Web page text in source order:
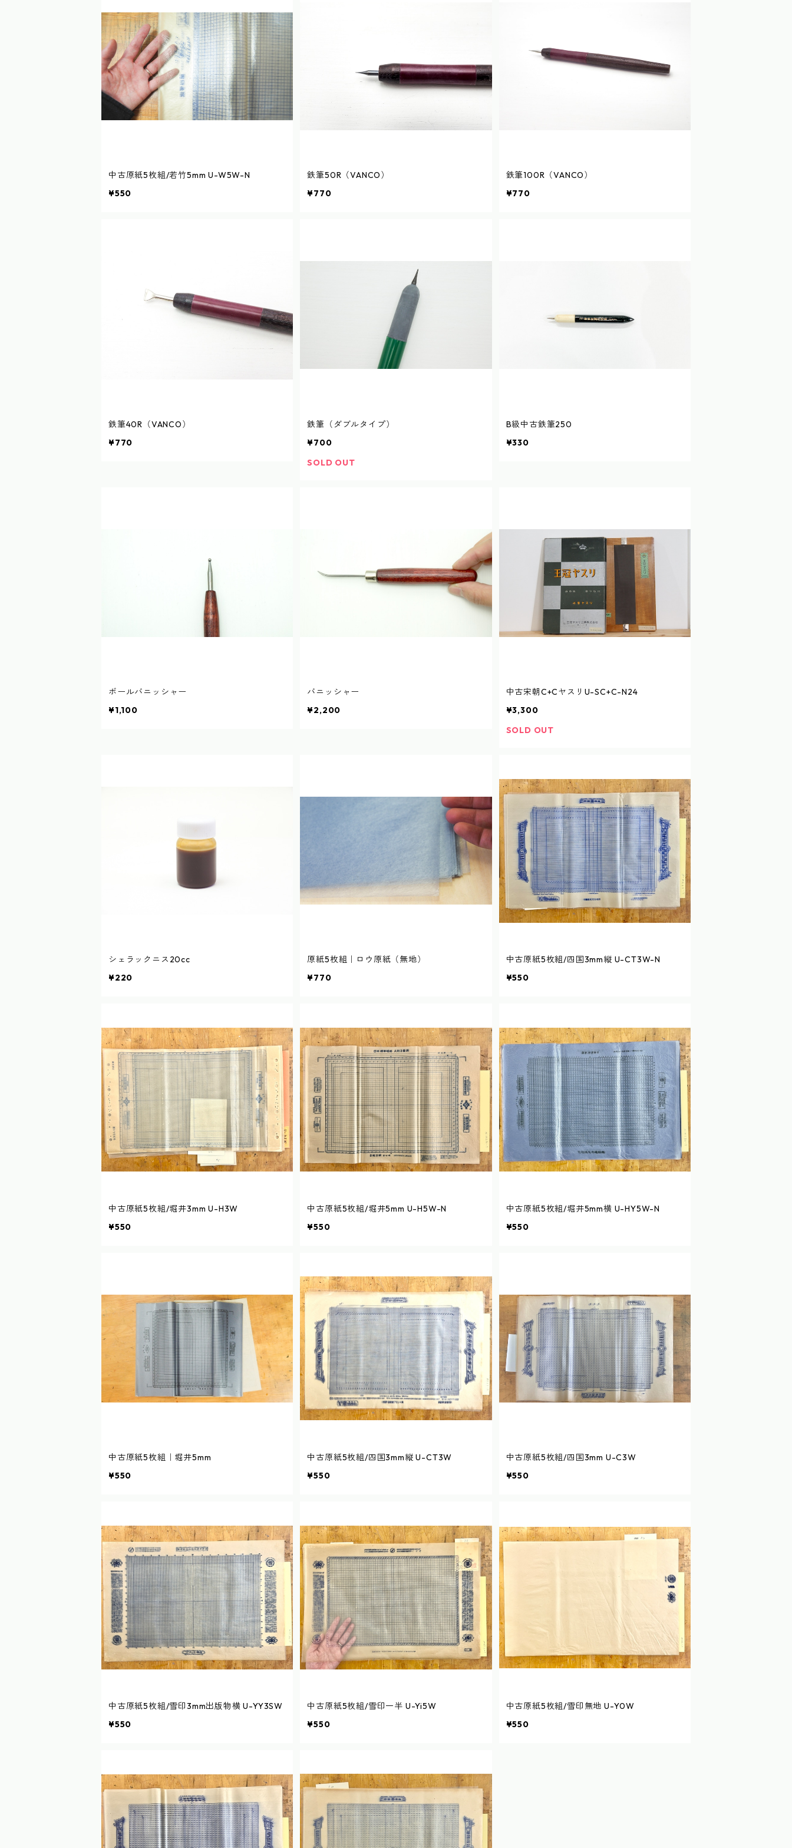
中古原紙5枚組/若竹5mm U-W5W-N
¥550
鉄筆50R（VANCO）
¥770
鉄筆100R（VANCO）
¥770
鉄筆40R（VANCO）
¥770
鉄筆（ダブルタイプ）
¥700
SOLD OUT
B級中古鉄筆250
¥330
ボールバニッシャー
¥1,100
バニッシャー
¥2,200
中古宋朝C+CヤスリU-SC+C-N24
¥3,300
SOLD OUT
シェラックニス20cc
¥220
原紙5枚組｜ロウ原紙（無地）
¥770
中古原紙5枚組/四国3mm縦 U-CT3W-N
¥550
中古原紙5枚組/堀井3mm U-H3W
¥550
中古原紙5枚組/堀井5mm U-H5W-N
¥550
中古原紙5枚組/堀井5mm横 U-HY5W-N
¥550
中古原紙5枚組｜堀井5mm
¥550
中古原紙5枚組/四国3mm縦 U-CT3W
¥550
中古原紙5枚組/四国3mm U-C3W
¥550
中古原紙5枚組/雪印3mm出版物横 U-YY3SW
¥550
中古原紙5枚組/雪印一半 U-Yi5W
¥550
中古原紙5枚組/雪印無地 U-Y0W
¥550